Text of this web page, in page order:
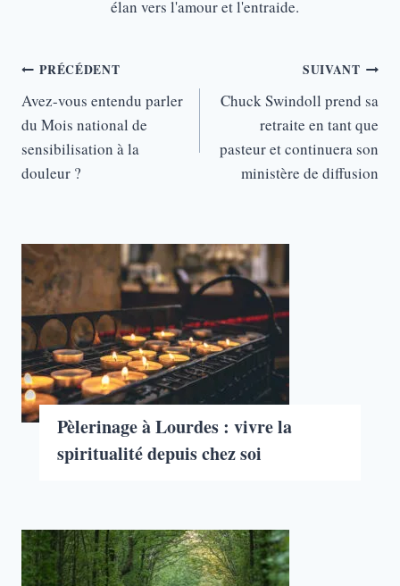
élan vers l'amour et l'entraide.
Navigation
de
l’article
PRÉCÉDENT
Avez-vous entendu parler
du Mois national de
sensibilisation à la
douleur ?
SUIVANT
Chuck Swindoll prend sa
retraite en tant que
pasteur et continuera son
ministère de diffusion
Pèlerinage à Lourdes : vivre la
spiritualité depuis chez soi